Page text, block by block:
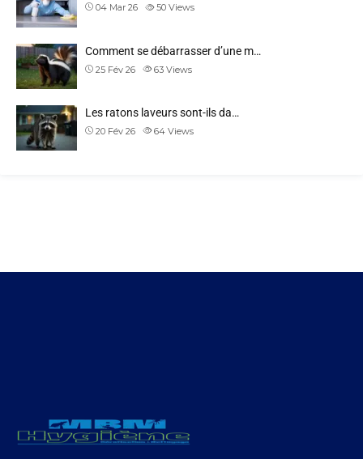
04 Mar 26 50 Views
Comment se débarrasser d’une m…
25 Fév 26 63 Views
Les ratons laveurs sont-ils da…
20 Fév 26 64 Views